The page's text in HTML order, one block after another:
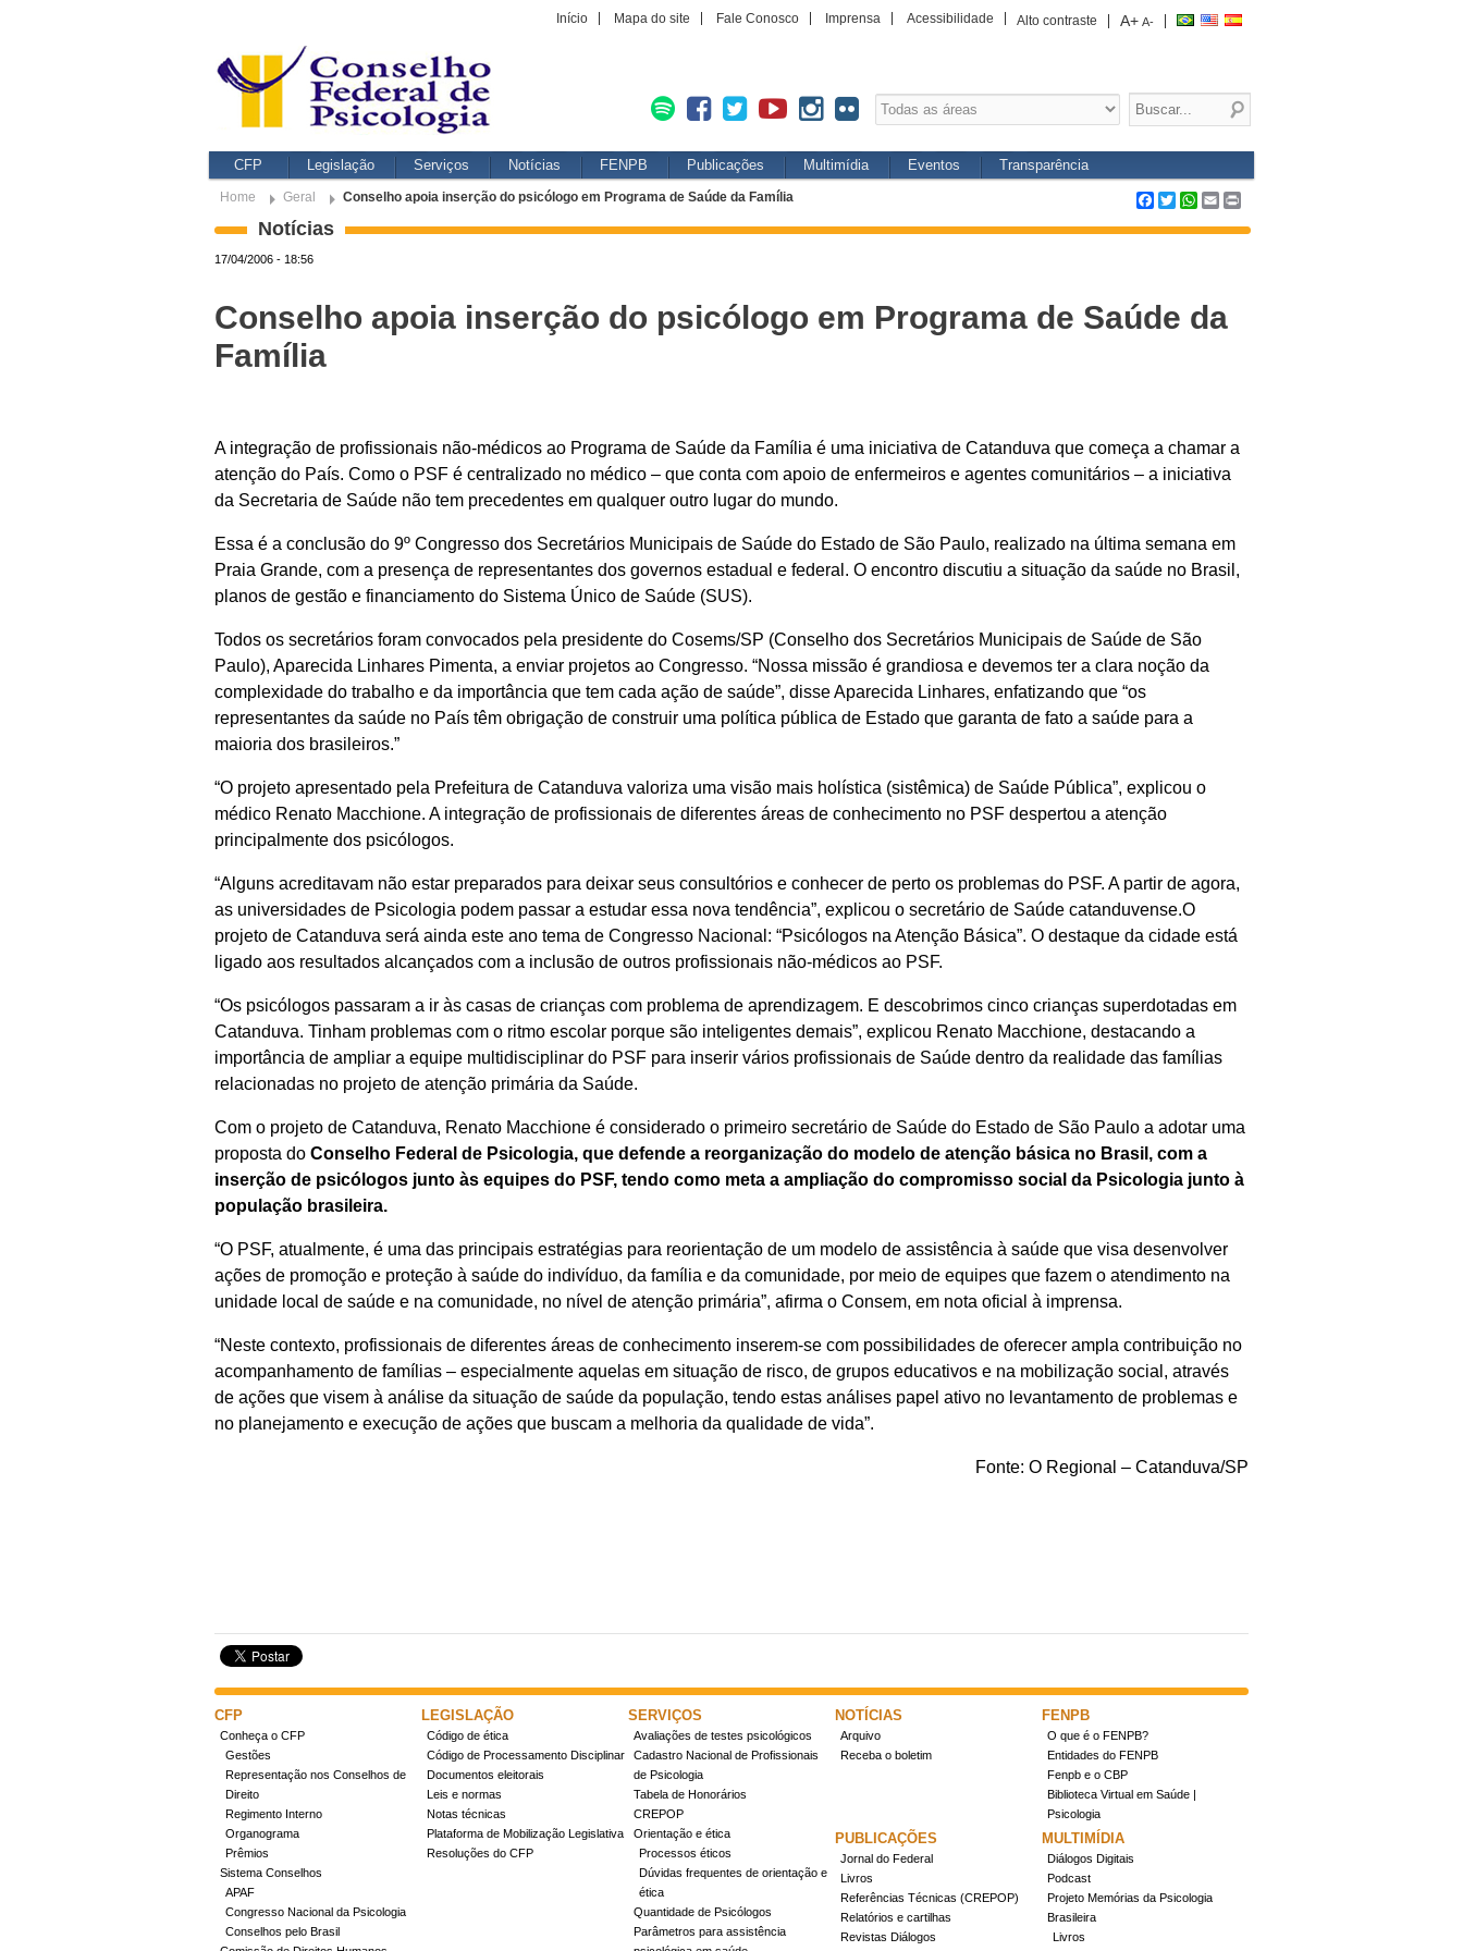
A+ A-
Alto contraste
Início Mapa do site Fale Conosco Imprensa Acessibilidade
CFP Legislação Serviços Notícias FENPB Publicações Multimídia Eventos Transparência
Home Geral Conselho apoia inserção do psicólogo em Programa de Saúde da Família Facebook
TwitterWhatsApp
Email
Notícias
17/04/2006 - 18:56
Conselho apoia inserção do psicólogo em Programa de Saúde da
Família
A integração de profissionais não-médicos ao Programa de Saúde da Família é uma iniciativa de Catanduva que começa a chamar a
atenção do País. Como o PSF é centralizado no médico – que conta com apoio de enfermeiros e agentes comunitários – a iniciativa
da Secretaria de Saúde não tem precedentes em qualquer outro lugar do mundo.
Essa é a conclusão do 9º Congresso dos Secretários Municipais de Saúde do Estado de São Paulo, realizado na última semana em
Praia Grande, com a presença de representantes dos governos estadual e federal. O encontro discutiu a situação da saúde no Brasil,
planos de gestão e financiamento do Sistema Único de Saúde (SUS).
Todos os secretários foram convocados pela presidente do Cosems/SP (Conselho dos Secretários Municipais de Saúde de São
Paulo), Aparecida Linhares Pimenta, a enviar projetos ao Congresso. “Nossa missão é grandiosa e devemos ter a clara noção da
complexidade do trabalho e da importância que tem cada ação de saúde”, disse Aparecida Linhares, enfatizando que “os
representantes da saúde no País têm obrigação de construir uma política pública de Estado que garanta de fato a saúde para a
maioria dos brasileiros.”
“O projeto apresentado pela Prefeitura de Catanduva valoriza uma visão mais holística (sistêmica) de Saúde Pública”, explicou o
médico Renato Macchione. A integração de profissionais de diferentes áreas de conhecimento no PSF despertou a atenção
principalmente dos psicólogos.
“Alguns acreditavam não estar preparados para deixar seus consultórios e conhecer de perto os problemas do PSF. A partir de agora,
as universidades de Psicologia podem passar a estudar essa nova tendência”, explicou o secretário de Saúde catanduvense.O
projeto de Catanduva será ainda este ano tema de Congresso Nacional: “Psicólogos na Atenção Básica”. O destaque da cidade está
ligado aos resultados alcançados com a inclusão de outros profissionais não-médicos ao PSF.
“Os psicólogos passaram a ir às casas de crianças com problema de aprendizagem. E descobrimos cinco crianças superdotadas em
Catanduva. Tinham problemas com o ritmo escolar porque são inteligentes demais”, explicou Renato Macchione, destacando a
importância de ampliar a equipe multidisciplinar do PSF para inserir vários profissionais de Saúde dentro da realidade das famílias
relacionadas no projeto de atenção primária da Saúde.
Com o projeto de Catanduva, Renato Macchione é considerado o primeiro secretário de Saúde do Estado de São Paulo a adotar uma
proposta do Conselho Federal de Psicologia, que defende a reorganização do modelo de atenção básica no Brasil, com a
inserção de psicólogos junto às equipes do PSF, tendo como meta a ampliação do compromisso social da Psicologia junto à
população brasileira.
“O PSF, atualmente, é uma das principais estratégias para reorientação de um modelo de assistência à saúde que visa desenvolver
ações de promoção e proteção à saúde do indivíduo, da família e da comunidade, por meio de equipes que fazem o atendimento na
unidade local de saúde e na comunidade, no nível de atenção primária”, afirma o Consem, em nota oficial à imprensa.
“Neste contexto, profissionais de diferentes áreas de conhecimento inserem-se com possibilidades de oferecer ampla contribuição no
acompanhamento de famílias – especialmente aquelas em situação de risco, de grupos educativos e na mobilização social, através
de ações que visem à análise da situação de saúde da população, tendo estas análises papel ativo no levantamento de problemas e
no planejamento e execução de ações que buscam a melhoria da qualidade de vida”.
Fonte: O Regional – Catanduva/SP
CFP
Conheça o CFP
Gestões
Representação nos Conselhos de
Direito
Regimento Interno
Organograma
Prêmios
Sistema Conselhos
APAF
Congresso Nacional da Psicologia
Conselhos pelo Brasil
LEGISLAÇÃO
Código de ética
Código de Processamento Disciplinar
Documentos eleitorais
Leis e normas
Notas técnicas
Plataforma de Mobilização Legislativa
Resoluções do CFP
SERVIÇOS
Avaliações de testes psicológicos
Cadastro Nacional de Profissionais
de Psicologia
Tabela de Honorários
CREPOP
Orientação e ética
Processos éticos
Dúvidas frequentes de orientação e
ética
Quantidade de Psicólogos
Parâmetros para assistência
NOTÍCIAS
Arquivo
Receba o boletim
FENPB
O que é o FENPB?
Entidades do FENPB
Fenpb e o CBP
Biblioteca Virtual em Saúde |
Psicologia
PUBLICAÇÕES
Jornal do Federal
Livros
Referências Técnicas (CREPOP)
Relatórios e cartilhas
Revistas Diálogos
MULTIMÍDIA
Diálogos Digitais
Podcast
Projeto Memórias da Psicologia
Brasileira
Livros